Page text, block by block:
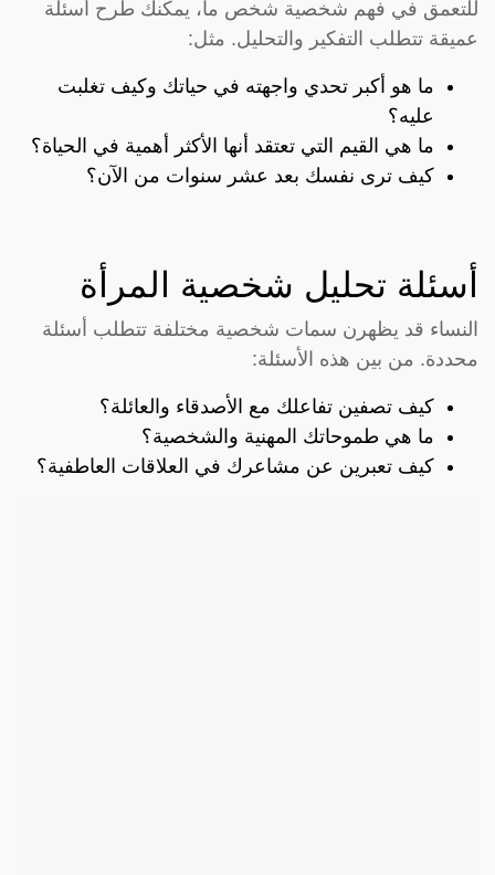
للتعمق في فهم شخصية شخص ما، يمكنك طرح أسئلة
عميقة تتطلب التفكير والتحليل. مثل:
ما هو أكبر تحدي واجهته في حياتك وكيف تغلبت
عليه؟
ما هي القيم التي تعتقد أنها الأكثر أهمية في الحياة؟
كيف ترى نفسك بعد عشر سنوات من الآن؟
أسئلة تحليل شخصية المرأة
النساء قد يظهرن سمات شخصية مختلفة تتطلب أسئلة
محددة. من بين هذه الأسئلة:
كيف تصفين تفاعلك مع الأصدقاء والعائلة؟
ما هي طموحاتك المهنية والشخصية؟
كيف تعبرين عن مشاعرك في العلاقات العاطفية؟